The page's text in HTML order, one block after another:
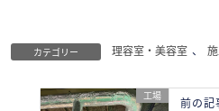
カテゴリー 理容室・美容室 、
工場 前の記